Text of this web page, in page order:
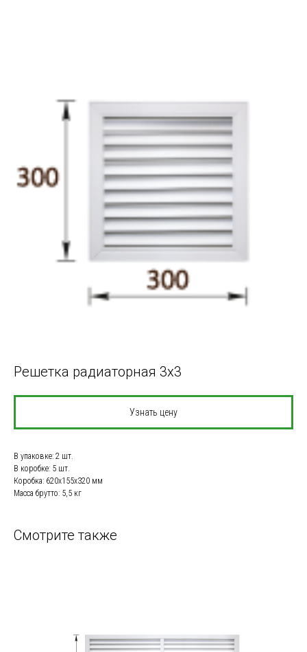
Решетка радиаторная 3x3
Узнать цену
В упаковке: 2 шт.
В коробке: 5 шт.
Коробка: 620x155x320 мм
Масса брутто: 5,5 кг
Смотрите также